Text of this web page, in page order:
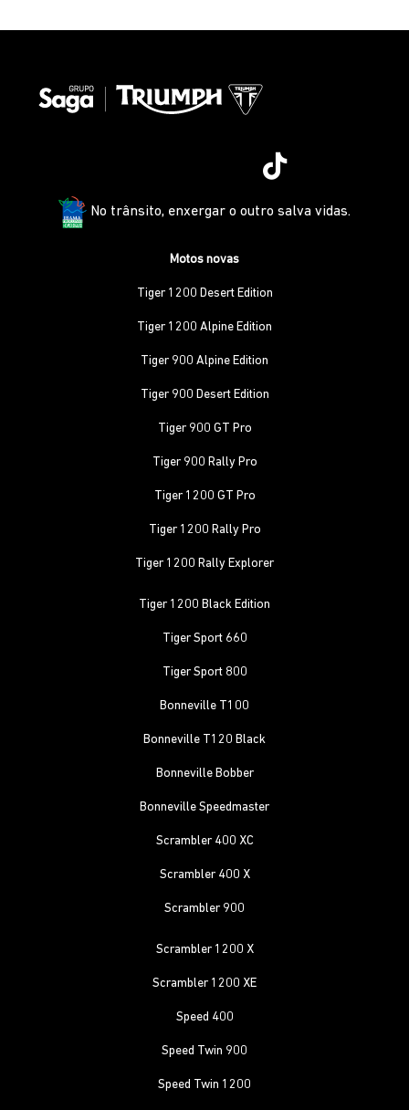
No trânsito, enxergar o outro salva vidas.
Motos novas
Tiger 1200 Desert Edition
Tiger 1200 Alpine Edition
Tiger 900 Alpine Edition
Tiger 900 Desert Edition
Tiger 900 GT Pro
Tiger 900 Rally Pro
Tiger 1200 GT Pro
Tiger 1200 Rally Pro
Tiger 1200 Rally Explorer
Tiger 1200 Black Edition
Tiger Sport 660
Tiger Sport 800
Bonneville T100
Bonneville T120 Black
Bonneville Bobber
Bonneville Speedmaster
Scrambler 400 XC
Scrambler 400 X
Scrambler 900
Scrambler 1200 X
Scrambler 1200 XE
Speed 400
Speed Twin 900
Speed Twin 1200